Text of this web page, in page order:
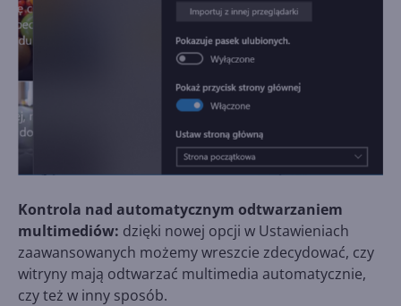
Kontrola nad automatycznym odtwarzaniem
multimediów: dzięki nowej opcji w Ustawieniach
zaawansowanych możemy wreszcie zdecydować, czy
witryny mają odtwarzać multimedia automatycznie,
czy też w inny sposób.